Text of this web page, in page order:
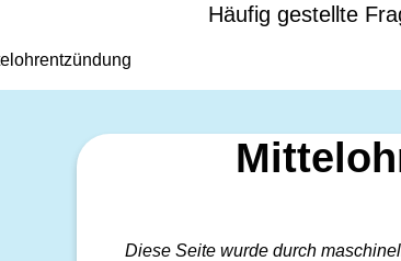
Häufig gestellte
Diese Seite wurde durch